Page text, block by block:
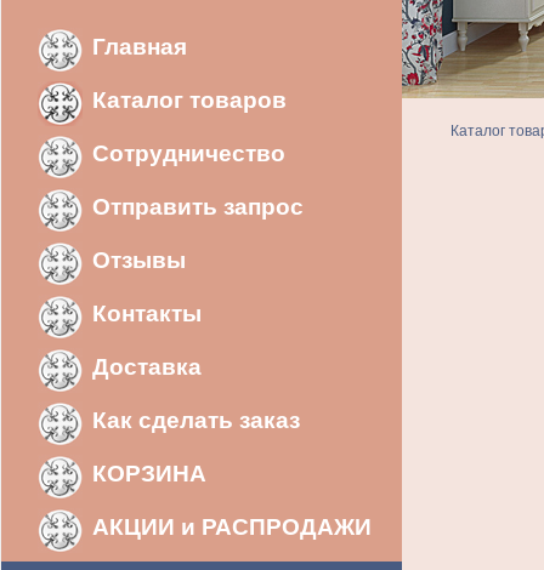
Главная
Каталог товаров
Сотрудничество
Отправить запрос
Отзывы
Контакты
Доставка
Как сделать заказ
КОРЗИНА
АКЦИИ и РАСПРОДАЖИ
Каталог